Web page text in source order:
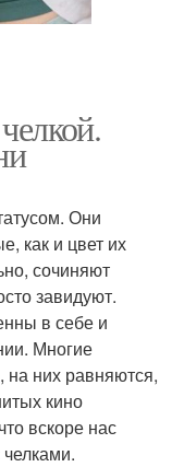
Они
как и цвет их
сочиняют
завидуют.
в себе и
Многие
на них равняются,
кино
вскоре нас